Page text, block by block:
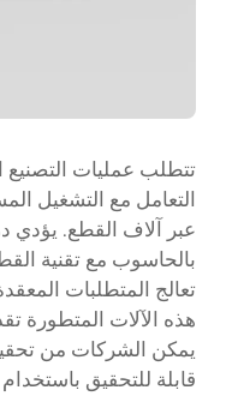
تتطلب عمليات التصنيع
التعامل مع التشغيل
عبر آلاف القطع. يؤدي
بالحاسوب مع تقنية
تعالج المتطلبات
هذه الآلات المتطورة
يمكن الشركات من
قابلة للتحقيق